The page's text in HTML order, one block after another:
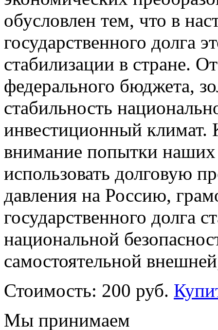
обусловлен тем, что в
государственного долга
стабилизации в стране.
федерального бюджета,
стабильность
инвестиционный климат.
внимание попытки
использовать долговую
давления на Россию,
государственного долга
национальной
самостоятельной
Стоимость: 200 руб.
Мы принимаем